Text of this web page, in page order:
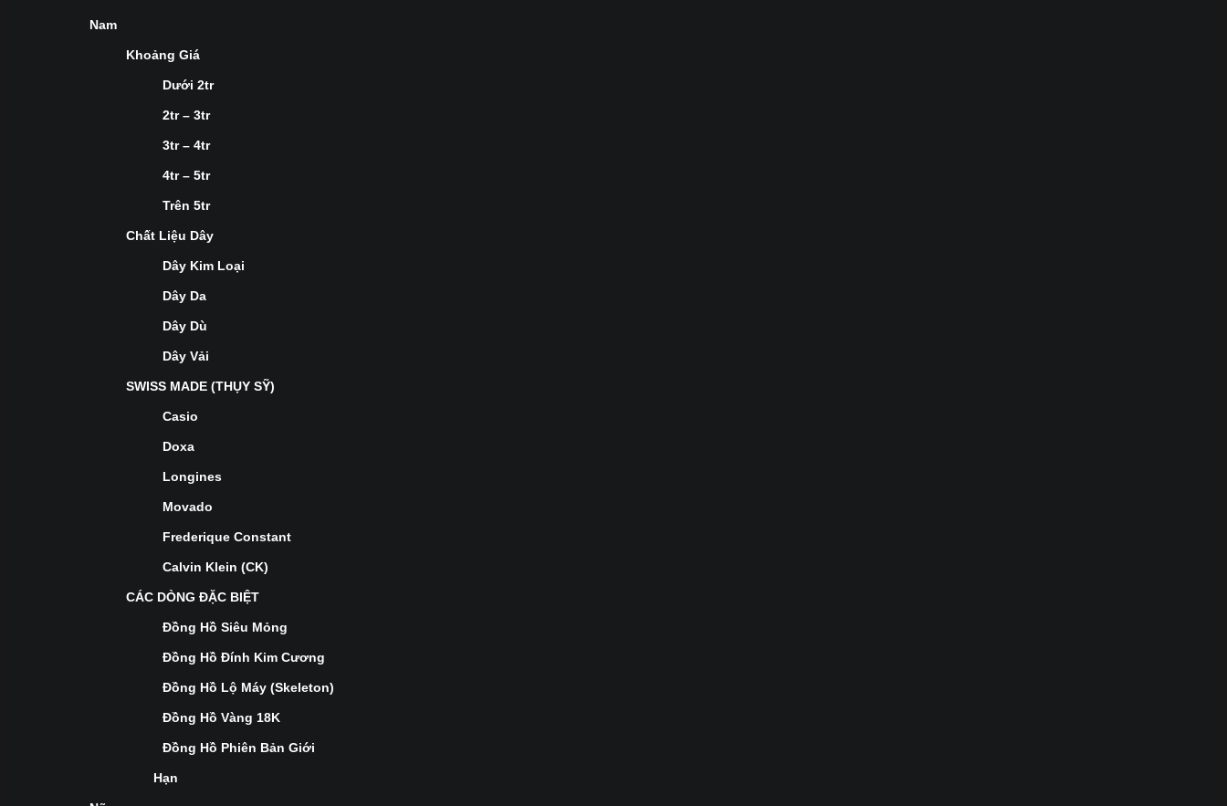
Nam
Khoảng Giá
Dưới 2tr
2tr – 3tr
3tr – 4tr
4tr – 5tr
Trên 5tr
Chất Liệu Dây
Dây Kim Loại
Dây Da
Dây Dù
Dây Vải
SWISS MADE (THỤY SỸ)
Casio
Doxa
Longines
Movado
Frederique Constant
Calvin Klein (CK)
CÁC DÒNG ĐẶC BIỆT
Đồng Hồ Siêu Mỏng
Đồng Hồ Đính Kim Cương
Đồng Hồ Lộ Máy (Skeleton)
Đồng Hồ Vàng 18K
Đồng Hồ Phiên Bản Giới
Hạn